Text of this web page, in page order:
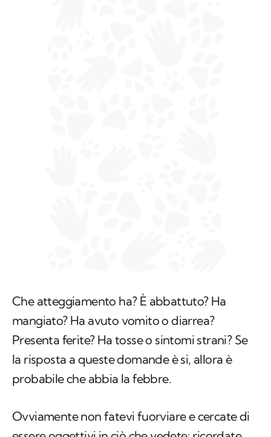
Che atteggiamento ha? È abbattuto? Ha
mangiato? Ha avuto vomito o diarrea?
Presenta ferite? Ha tosse o sintomi strani? Se
la risposta a queste domande è si, allora è
probabile che abbia la febbre.
Ovviamente non fatevi fuorviare e cercate di